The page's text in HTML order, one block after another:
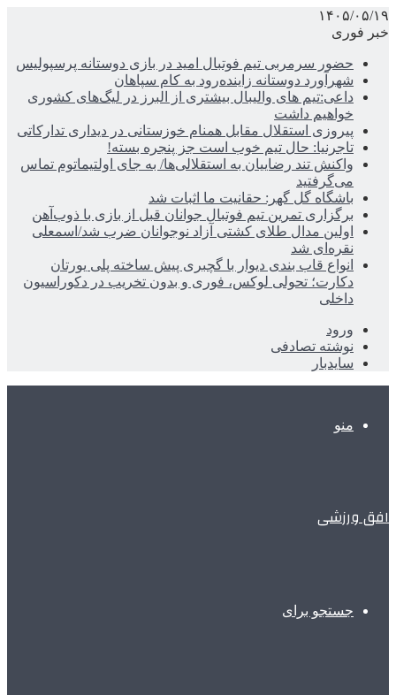
۱۴۰۵/۰۵/۱۹
خبر فوری
حضور سرمربی تیم فوتبال امید در بازی دوستانه پرسپولیس
شهرآورد دوستانه زاینده‌رود به کام سپاهان
داعی:تیم های والیبال بیشتری از البرز در لیگ‌های کشوری
خواهیم داشت
پیروزی استقلال مقابل همنام خوزستانی در دیداری تدارکاتی
تاجرنیا: حال تیم خوب است جز پنجره بسته!
واکنش تند رضاییان به استقلالی‌ها/ به جای اولتیماتوم تماس
می‌گرفتید
باشگاه گل گهر: حقانیت ما اثبات شد
برگزاری تمرین تیم فوتبال جوانان قبل از بازی با ذوب‌آهن
اولین مدال طلای کشتی آزاد نوجوانان ضرب شد/اسمعلی
نقره‌ای شد
انواع قاب بندی دیوار با گچبری پیش ساخته پلی یورتان
دکارت؛ تحولی لوکس، فوری و بدون تخریب در دکوراسیون
داخلی
ورود
نوشته تصادفی
سایدبار
منو
افق ورزشی
جستجو برای